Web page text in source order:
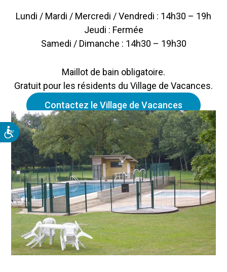
Lundi / Mardi / Mercredi / Vendredi : 14h30 – 19h
Jeudi : Fermée
Samedi / Dimanche : 14h30 – 19h30
Maillot de bain obligatoire.
Gratuit pour les résidents du Village de Vacances.
Contactez le Village de Vacances